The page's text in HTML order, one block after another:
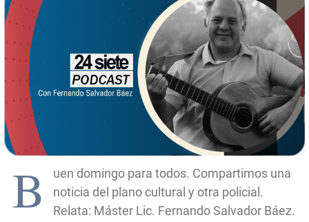
B
uen domingo para todos. Compartimos una
noticia del plano cultural y otra policial.
Relata: Máster Lic. Fernando Salvador Báez.